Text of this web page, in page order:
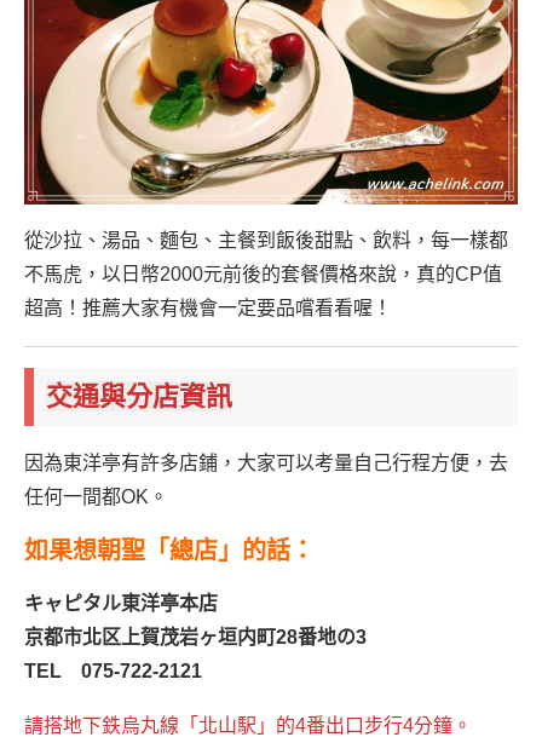
從沙拉、湯品、麵包、主餐到飯後甜點、飲料，每一樣都
不馬虎，以日幣2000元前後的套餐價格來說，真的CP值
超高！推薦大家有機會一定要品嚐看看喔！
交通與分店資訊
因為東洋亭有許多店鋪，大家可以考量自己行程方便，去
任何一間都OK。
如果想朝聖「總店」的話：
キャピタル東洋亭本店
京都市北区上賀茂岩ヶ垣内町28番地の3
TEL 075-722-2121
請搭地下鉄烏丸線「北山駅」的4番出口步行4分鐘。